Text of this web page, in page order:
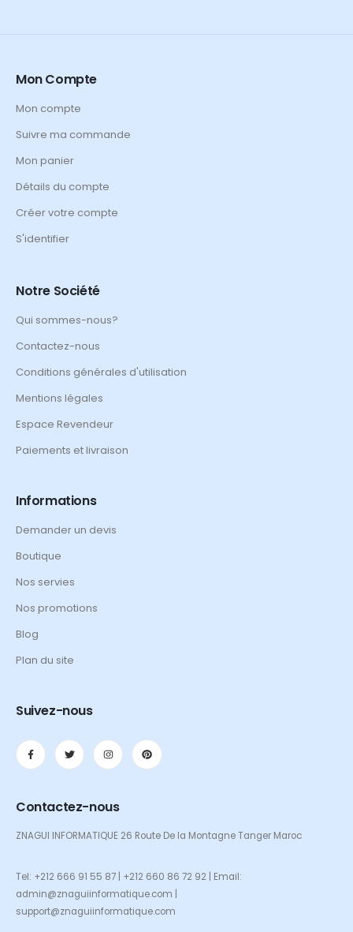
Mon Compte
Mon compte
Suivre ma commande
Mon panier
Détails du compte
Créer votre compte
S'identifier
Notre Société
Qui sommes-nous?
Contactez-nous
Conditions générales d'utilisation
Mentions légales
Espace Revendeur
Paiements et livraison
Informations
Demander un devis
Boutique
Nos servies
Nos promotions
Blog
Plan du site
Suivez-nous
Contactez-nous
ZNAGUI INFORMATIQUE 26 Route De la Montagne Tanger Maroc
Tel: +212 666 91 55 87 | +212 660 86 72 92 | Email:
admin@znaguiinformatique.com |
support@znaguiinformatique.com